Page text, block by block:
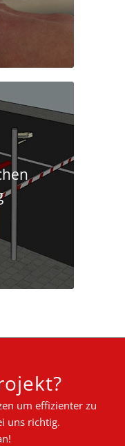
um effizienter zu
uns richtig.